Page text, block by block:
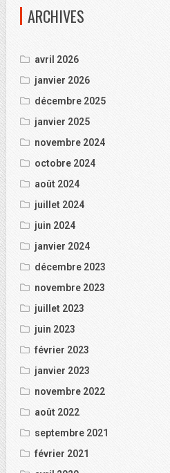
ARCHIVES
avril 2026
janvier 2026
décembre 2025
janvier 2025
novembre 2024
octobre 2024
août 2024
juillet 2024
juin 2024
janvier 2024
décembre 2023
novembre 2023
juillet 2023
juin 2023
février 2023
janvier 2023
novembre 2022
août 2022
septembre 2021
février 2021